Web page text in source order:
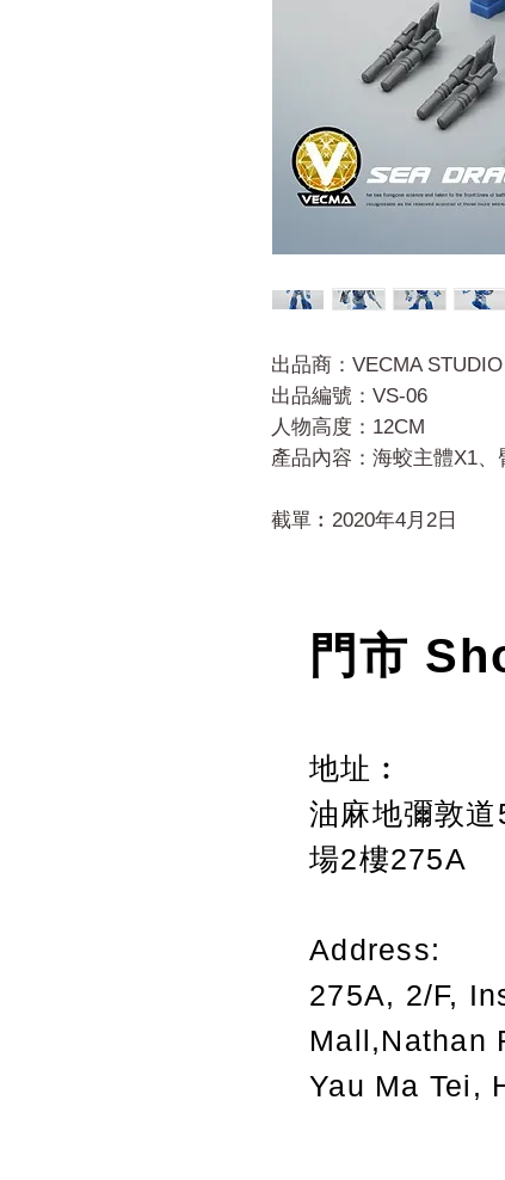
出品商：VECMA
出品編號：VS-06
人物高度：12CM
產品內容：海蛟主體X1
截單︰2020年4月2日
門市
地址︰
油麻地彌敦
場2樓275A
Address:
275A, 2/F,
Mall,Nathan
Yau Ma Tei,